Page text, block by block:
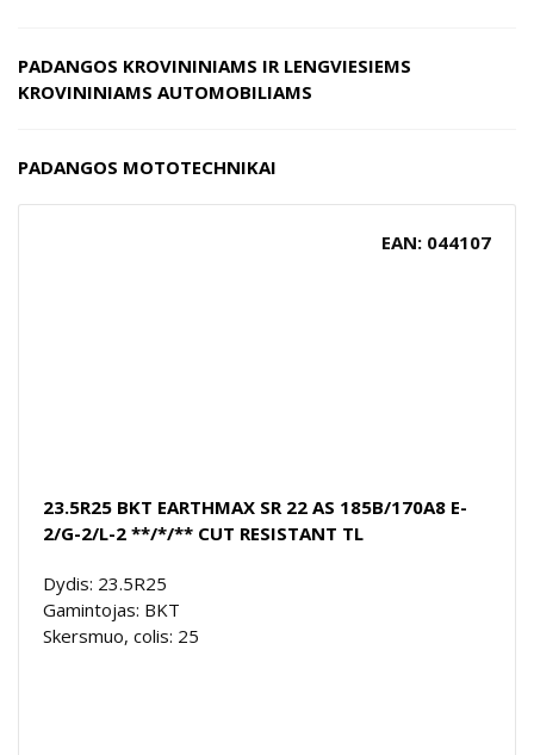
PADANGOS KROVININIAMS IR LENGVIESIEMS
KROVININIAMS AUTOMOBILIAMS
PADANGOS MOTOTECHNIKAI
EAN: 044107
23.5R25 BKT EARTHMAX SR 22 AS 185B/170A8 E-
2/G-2/L-2 **/*/** CUT RESISTANT TL
Dydis: 23.5R25
Gamintojas: BKT
Skersmuo, colis: 25